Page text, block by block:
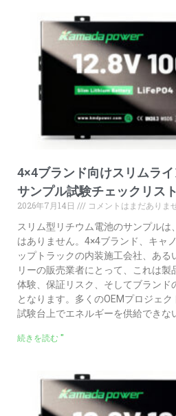
4×4ブランド向けスリムラ
サンプル試験チェックリスト
2026年7月14日
コメントはまだありま
スリム型リチウム電池のサンプルは
はありません。4×4ブランド、キャ
ップトラックの内装施工会社、ある
リーの販売業者にとって、これは
体験、保証リスク、そしてブランド
となります。多くのOEMプロジェ
試験台上でエネルギーを供給できな
続きを読む "